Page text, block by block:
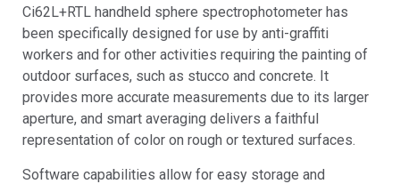
Ci62L+RTL handheld sphere spectrophotometer has
been specifically designed for use by anti-graffiti
workers and for other activities requiring the painting of
outdoor surfaces, such as stucco and concrete. It
provides more accurate measurements due to its larger
aperture, and smart averaging delivers a faithful
representation of color on rough or textured surfaces.
Software capabilities allow for easy storage and